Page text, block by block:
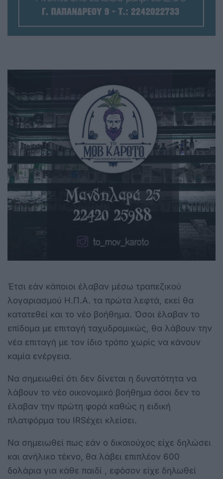
Έτσι εάν κάποιοι έλαβαν μέσω τραπεζικού
λογαριασμού Η.Π.Α. τα πρώτα λεφτά, εκεί θα
κατατεθεί και το νέο βοήθημα. Όσοι έλαβαν το
επίδομα με επιταγή ταχυδρομικώς, θα λάβουν την
νέα επιταγή με τον ίδιο τρόπο χωρίς να κάνουν
καμία ενέργεια.
Να σημειωθεί ότι δεν δίνεται η δυνατότητα να
λάβουν το νέο οικονομικό βοήθημα όσοι δεν το
έλαβαν την πρώτη φορά καθώς η ειδική
πλατφόρμα του IRSέχει κλείσει.
Να σημειωθεί πως εάν ο δικαιούχος είχε δηλώσει
και ανήλικο τέκνο, θα λάβει επιπλέον 600
δολάρια για κάθε παιδί , εφόσον είχε δηλωθεί